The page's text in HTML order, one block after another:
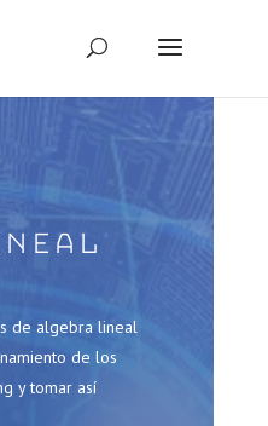
de algebra lineal
de los
y tomar así